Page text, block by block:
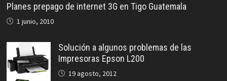
Planes prepago de internet 3G en Tigo Guatemala
1 junio, 2010
Solución a algunos problemas de las
Impresoras Epson L200
19 agosto, 2012